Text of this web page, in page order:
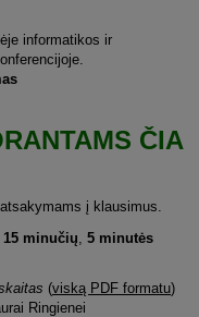
informatikos ir
ČIA
atsakymams į klausimus.
15 minučių 5 minutės
(viską PDF formatu)
Ringienei